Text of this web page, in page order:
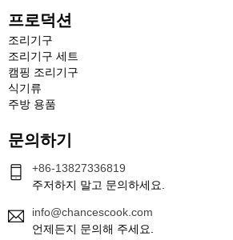
프로덕션
조리기구
조리기구 세트
캠핑 조리기구
식기류
주방 용품
문의하기
+86-13827336819
주저하지 말고 문의하세요.
info@chancescook.com
언제든지 문의해 주세요.